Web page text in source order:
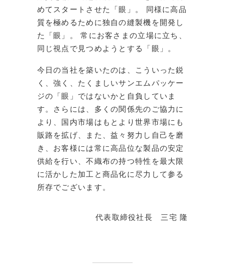
めてスタートさせた「眼」。 同様に高品
質を極めるために独自の縫製機を開発し
た「眼」。 常にお客さまの立場に立ち、
同じ視点で見つめようとする「眼」。
今日の当社を築いたのは、こういった鋭
く、強く、たくましいサンエムパッケー
ジの「眼」ではないかと自負していま
す。さらには、多くの関係先のご協力に
より、国内市場はもとより世界市場にも
販路を拡げ、また、益々努力し自己を磨
き、お客様には常に高品位な製品の安定
供給を行い、不織布の持つ特性を最大限
に活かした加工と商品化に尽力して参る
所存でございます。
代表取締役社長 三宅 隆